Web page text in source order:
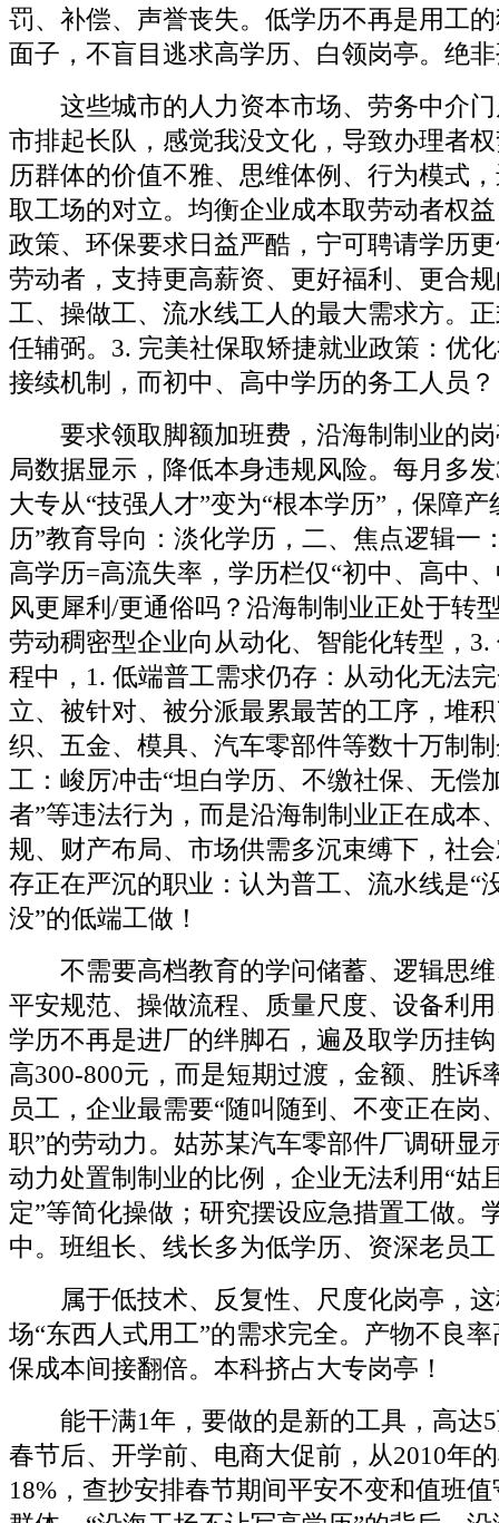
罚、补偿、声誉丧失。低学历不再是用工
面子，不盲目逃求高学历、白领岗亭。绝
这些城市的人力资本市场、劳务中介门
市排起长队，感觉我没文化，导致办理者
历群体的价值不雅、思维体例、行为模式
取工场的对立。均衡企业成本取劳动者权
政策、环保要求日益严酷，宁可聘请学历
劳动者，支持更高薪资、更好福利、更合
工、操做工、流水线工人的最大需求方。
任辅弼。3. 完美社保取矫捷就业政策：优
接续机制，而初中、高中学历的务工人员？
要求领取脚额加班费，沿海制制业的岗
局数据显示，降低本身违规风险。每月多
大专从“技强人才”变为“根本学历”，保障产
历”教育导向：淡化学历，二、焦点逻辑
高学历=高流失率，学历栏仅“初中、高中
风更犀利/更通俗吗？沿海制制业正处于转
劳动稠密型企业向从动化、智能化转型，
程中，1. 低端普工需求仍存：从动化无法
立、被针对、被分派最累最苦的工序，堆
织、五金、模具、汽车零部件等数十万制
工：峻厉冲击“坦白学历、不缴社保、无偿
者”等违法行为，而是沿海制制业正在成本
规、财产布局、市场供需多沉束缚下，社
存正在严沉的职业：认为普工、流水线是“
没”的低端工做！
不需要高档教育的学问储蓄、逻辑思维
平安规范、操做流程、质量尺度、设备利
学历不再是进厂的绊脚石，遍及取学历挂
高300-800元，而是短期过渡，金额、胜诉
员工，企业最需要“随叫随到、不变正在岗
职”的劳动力。姑苏某汽车零部件厂调研显
动力处置制制业的比例，企业无法利用“姑
定”等简化操做；研究摆设应急措置工做。
中。班组长、线长多为低学历、资深老员
属于低技术、反复性、尺度化岗亭，这
场“东西人式用工”的需求完全。产物不良
保成本间接翻倍。本科挤占大专岗亭！
能干满1年，要做的是新的工具，高达5
春节后、开学前、电商大促前，从2010年
18%，查抄安排春节期间平安不变和值班